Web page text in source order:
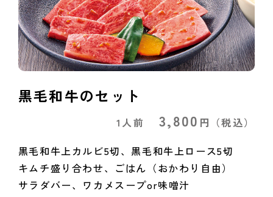
黒毛和牛のセット
1人前 3,800 円 （税込）
黒毛和牛上カルビ5切、黒毛和牛上ロース5切
キムチ盛り合わせ、ごはん（おかわり自由）
サラダバー、ワカメスープor味噌汁